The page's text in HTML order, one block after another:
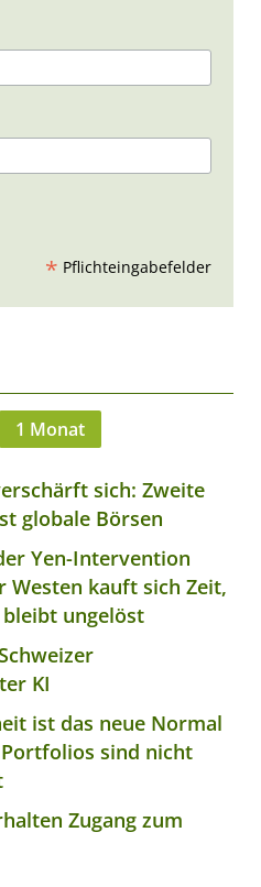
* Pflichteingabefelder
1 Monat
sich: Zweite
globale Börsen
Yen-Intervention
Westen kauft sich Zeit,
ungelöst
KI
ist das neue Normal
sind nicht
Zugang zum